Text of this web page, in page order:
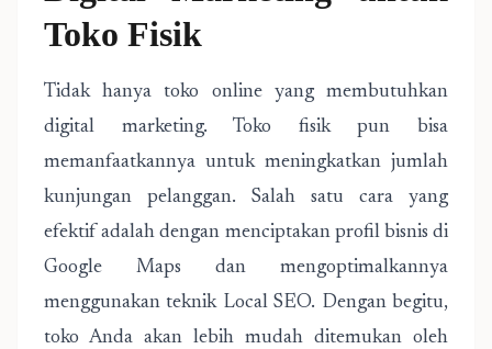
Toko Fisik
Tidak hanya toko online yang membutuhkan
digital marketing. Toko fisik pun bisa
memanfaatkannya untuk meningkatkan jumlah
kunjungan pelanggan. Salah satu cara yang
efektif adalah dengan menciptakan profil bisnis di
Google Maps dan mengoptimalkannya
menggunakan teknik Local SEO. Dengan begitu,
toko Anda akan lebih mudah ditemukan oleh